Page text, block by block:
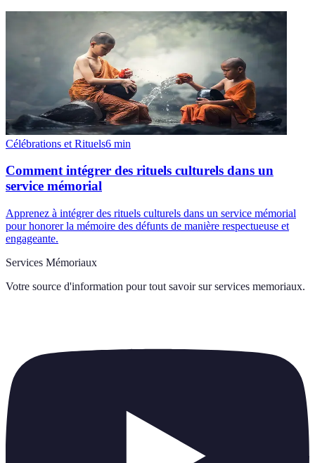
Célébrations et Rituels6 min
Comment intégrer des rituels culturels dans un
service mémorial
Apprenez à intégrer des rituels culturels dans un service mémorial
pour honorer la mémoire des défunts de manière respectueuse et
engageante.
Services Mémoriaux
Votre source d'information pour tout savoir sur services memoriaux.